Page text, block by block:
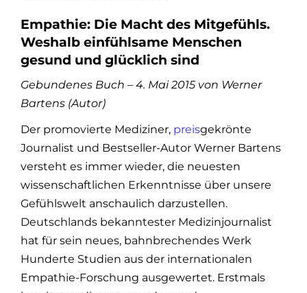
Empathie: Die Macht des Mitgefühls.
Weshalb einfühlsame Menschen
gesund und glücklich sind
Gebundenes Buch – 4. Mai 2015 von Werner
Bartens (Autor)
Der promovierte Mediziner, preisgekrönte
Journalist und Bestseller-Autor Werner Bartens
versteht es immer wieder, die neuesten
wissenschaftlichen Erkenntnisse über unsere
Gefühlswelt anschaulich darzustellen.
Deutschlands bekanntester Medizinjournalist
hat für sein neues, bahnbrechendes Werk
Hunderte Studien aus der internationalen
Empathie-Forschung ausgewertet. Erstmals